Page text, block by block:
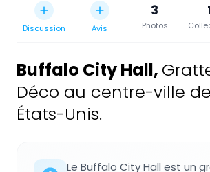
Discussion Avis
3
Photos
Buffalo City Hall,
Déco au centre-ville
États-Unis.
Le Buffalo City Hall est un